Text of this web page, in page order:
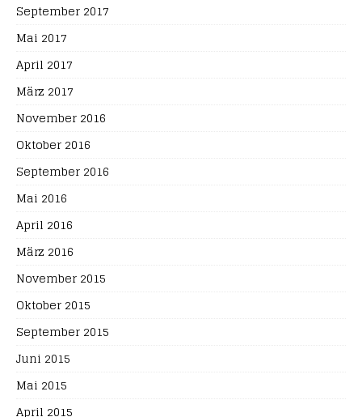
September 2017
Mai 2017
April 2017
März 2017
November 2016
Oktober 2016
September 2016
Mai 2016
April 2016
März 2016
November 2015
Oktober 2015
September 2015
Juni 2015
Mai 2015
April 2015